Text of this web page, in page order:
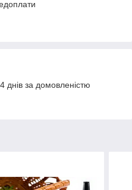
днів за домовленістю